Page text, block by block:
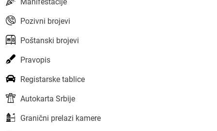
Pozivni brojevi
Poštanski brojevi
Pravopis
Registarske tablice
Autokarta Srbije
Granični prelazi kamere